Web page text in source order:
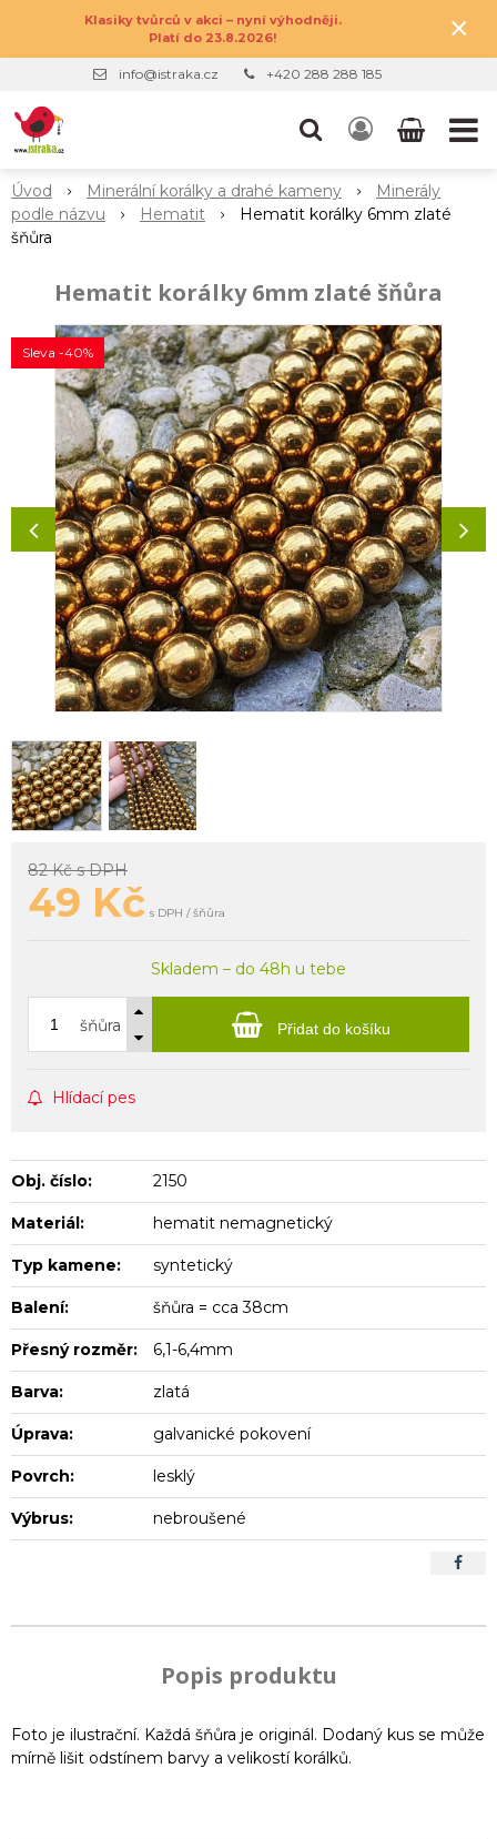
Klasiky tvůrců v akci – nyní výhodněji.
Platí do 23.8.2026!
×
info@istraka.cz +420 288 288 185
Úvod Minerální korálky a drahé kameny
Minerály
podle názvu
Hematit
Hematit korálky 6mm zlaté
šňůra
Hematit korálky 6mm zlaté šňůra
Sleva -40%
82 Kčs DPH
49 Kč s DPH / šňůra
Skladem – do 48h u tebe
šňůra Přidat do košíku
Hlídací pes
Obj. číslo: 2150
Materiál: hematit nemagnetický
Typ kamene: syntetický
Balení: šňůra = cca 38cm
Přesný rozměr: 6,1-6,4mm
Barva: zlatá
Úprava: galvanické pokovení
Povrch: lesklý
Výbrus: nebroušené
Popis produktu
Foto je ilustrační. Každá šňůra je originál. Dodaný kus se může
mírně lišit odstínem barvy a velikostí korálků.